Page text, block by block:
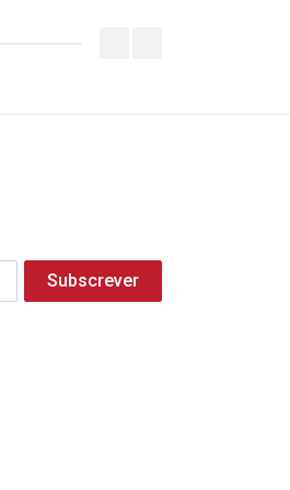
Subscrever